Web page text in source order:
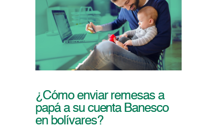
¿Cómo enviar remesas a
papá a su cuenta Banesco
en bolívares?